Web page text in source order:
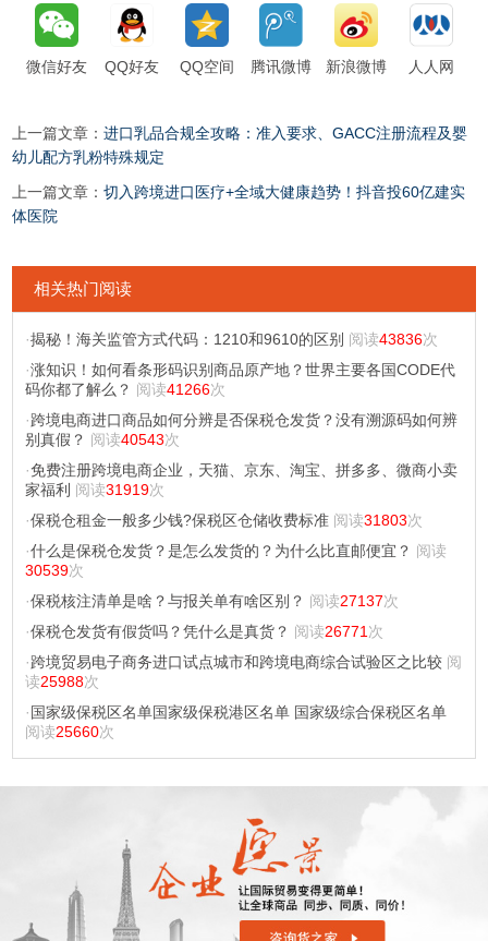
微信好友 QQ好友 QQ空间 腾讯微博 新浪微博 人人网
上一篇文章：进口乳品合规全攻略：准入要求、GACC注册流程及婴
幼儿配方乳粉特殊规定
上一篇文章：切入跨境进口医疗+全域大健康趋势！抖音投60亿建实
体医院
相关热门阅读
·揭秘！海关监管方式代码：1210和9610的区别 阅读43836次
·涨知识！如何看条形码识别商品原产地？世界主要各国CODE代
码你都了解么？ 阅读41266次
·跨境电商进口商品如何分辨是否保税仓发货？没有溯源码如何辨
别真假？ 阅读40543次
·免费注册跨境电商企业，天猫、京东、淘宝、拼多多、微商小卖
家福利 阅读31919次
·保税仓租金一般多少钱?保税区仓储收费标准阅读31803次
·什么是保税仓发货？是怎么发货的？为什么比直邮便宜？ 阅读
30539次
·保税核注清单是啥？与报关单有啥区别？ 阅读27137次
·保税仓发货有假货吗？凭什么是真货？ 阅读26771次
·跨境贸易电子商务进口试点城市和跨境电商综合试验区之比较阅
读25988次
· 国家级保税区名单国家级保税港区名单 国家级综合保税区名单
阅读25660次